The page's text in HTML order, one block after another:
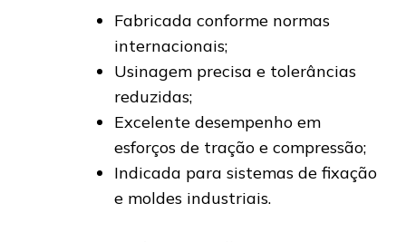
Fabricada conforme normas
internacionais;
Usinagem precisa e tolerâncias
reduzidas;
Excelente desempenho em
esforços de tração e compressão;
Indicada para sistemas de fixação
e moldes industriais.